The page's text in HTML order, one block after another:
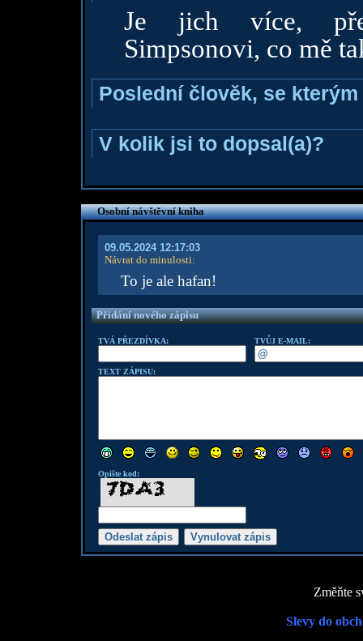
Je jich více,
Simpsonovi, co mě
Poslední člověk, se
V kolik jsi to dopsal(a)?
Osobní návštěvní kniha
09.05.2024 12:17:03
Návrat do minulosti:
To je ale hafan!
Přidání nového zápisu
TVÁ PŘEZDÍVKA: TVŮJ E-MAIL:
TEXT ZÁPISU:
Opište kod:
Změňte
Slevy do